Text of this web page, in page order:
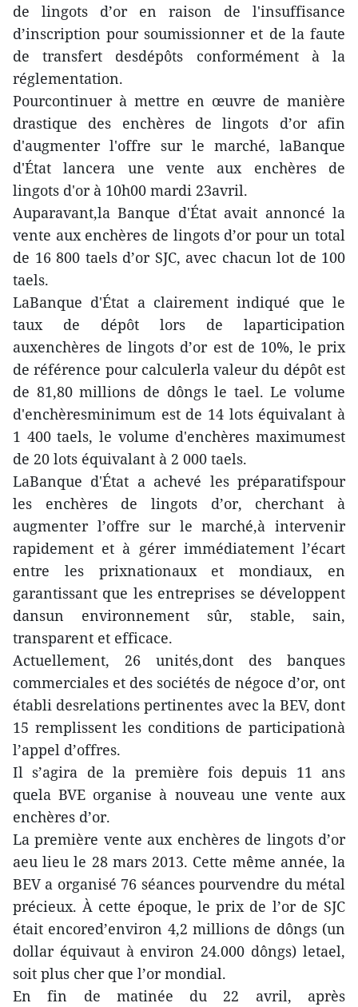
de lingots d’or en raison de l'insuffisance
d’inscription pour soumissionner et de la faute
de transfert desdépôts conformément à la
réglementation.
Pourcontinuer à mettre en œuvre de manière
drastique des enchères de lingots d’or afin
d'augmenter l'offre sur le marché, laBanque
d'État lancera une vente aux enchères de
lingots d'or à 10h00 mardi 23avril.
Auparavant,la Banque d'État avait annoncé la
vente aux enchères de lingots d’or pour un total
de 16 800 taels d’or SJC, avec chacun lot de 100
taels.
LaBanque d'État a clairement indiqué que le
taux de dépôt lors de laparticipation
auxenchères de lingots d’or est de 10%, le prix
de référence pour calculerla valeur du dépôt est
de 81,80 millions de dôngs le tael. Le volume
d'enchèresminimum est de 14 lots équivalant à
1 400 taels, le volume d'enchères maximumest
de 20 lots équivalant à 2 000 taels.
LaBanque d'État a achevé les préparatifspour
les enchères de lingots d’or, cherchant à
augmenter l’offre sur le marché,à intervenir
rapidement et à gérer immédiatement l’écart
entre les prixnationaux et mondiaux, en
garantissant que les entreprises se développent
dansun environnement sûr, stable, sain,
transparent et efficace.
Actuellement, 26 unités,dont des banques
commerciales et des sociétés de négoce d’or, ont
établi desrelations pertinentes avec la BEV, dont
15 remplissent les conditions de participationà
l’appel d’offres.
Il s’agira de la première fois depuis 11 ans
quela BVE organise à nouveau une vente aux
enchères d’or.
La première vente aux enchères de lingots d’or
aeu lieu le 28 mars 2013. Cette même année, la
BEV a organisé 76 séances pourvendre du métal
précieux. À cette époque, le prix de l’or de SJC
était encored’environ 4,2 millions de dôngs (un
dollar équivaut à environ 24.000 dôngs) letael,
soit plus cher que l’or mondial.
En fin de matinée du 22 avril, après